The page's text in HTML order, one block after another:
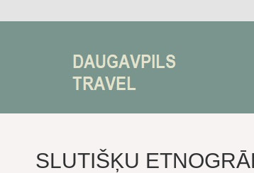
SLUTIŠĶU